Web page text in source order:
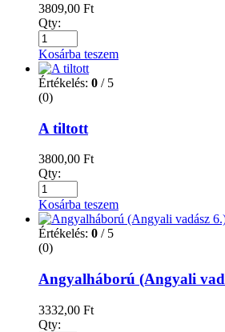
3809,00 Ft
Qty:
Kosárba teszem
Értékelés: 0 / 5
(0)
A tiltott
3800,00 Ft
Qty:
Kosárba teszem
Értékelés: 0 / 5
(0)
Angyalháború (Angyali
3332,00 Ft
Qty: